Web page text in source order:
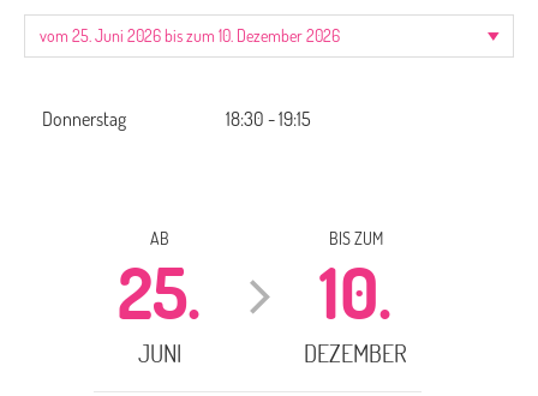
Donnerstag 18:30 - 19:15
AB
25.
JUNI
BIS ZUM
10.
DEZEMBER